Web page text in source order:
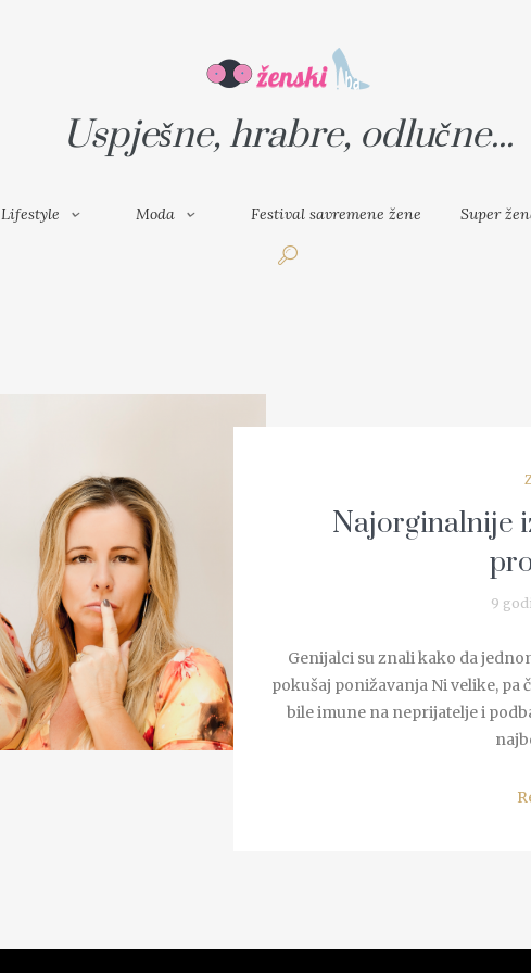
SUPER ŽENA
Uspješne, hrabre, odlučne...
Lifestyle Moda Festival savremene žene Super
Najorginalnije
9
Genijalci su znali kako da
pokušaj ponižavanja Ni velike,
bile imune na neprijatelje i